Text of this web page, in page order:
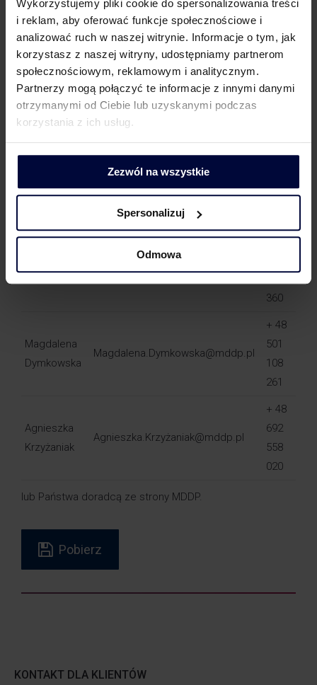
Wykorzystujemy pliki cookie do spersonalizowania treści
i reklam, aby oferować funkcje społecznościowe i
analizować ruch w naszej witrynie. Informacje o tym, jak
korzystasz z naszej witryny, udostępniamy partnerom
społecznościowym, reklamowym i analitycznym.
Partnerzy mogą połączyć te informacje z innymi danymi
otrzymanymi od Ciebie lub uzyskanymi podczas
korzystania z ich usług.
Zezwól na wszystkie
Spersonalizuj
Odmowa
w rozumieniu Ordynacji podatkowej.
Zmiana w przepisach dotyczących cen transferowych
okresu referencyjnego z roku obrotowego na rok
podatkowy.
Doprecyzowanie obowiązku dokumentacyjnego dla
spółek wchodzących w skład podatkowej grupy
kapitałowej.
*****
W przypadku zainteresowania powyższymi informacjami
i ich wpływem na Państwa działalność, prosimy o kontakt
Magdalena.Marciniak@mddp.pl
+ 48
360
Magdalena
Dymkowska
Magdalena.Dymkowska@mddp.pl
+ 48
501
108
261
Agnieszka
Krzyżaniak
Agnieszka.Krzyżaniak@mddp.pl
+ 48
692
558
020
lub Państwa doradcą ze strony MDDP.
Pobierz
KONTAKT DLA KLIENTÓW